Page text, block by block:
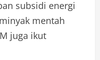
subsidi energi
mentah
juga ikut